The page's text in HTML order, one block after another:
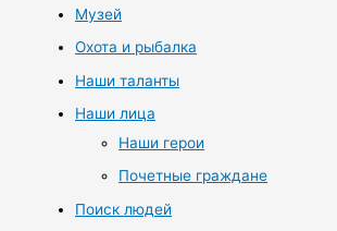
Музей
Охота и рыбалка
Наши таланты
Наши лица
Наши герои
Почетные граждане
Поиск людей